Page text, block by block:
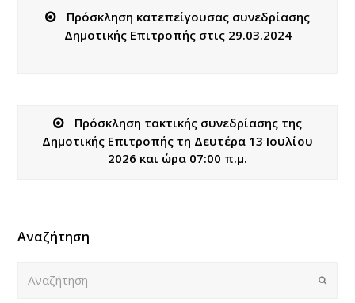
Πρόσκληση κατεπείγουσας συνεδρίασης
Δημοτικής Επιτροπής στις 29.03.2024
Πρόσκληση τακτικής συνεδρίασης της
Δημοτικής Επιτροπής τη Δευτέρα 13 Ιουλίου
2026 και ώρα 07:00 π.μ.
Αναζήτηση
Submit